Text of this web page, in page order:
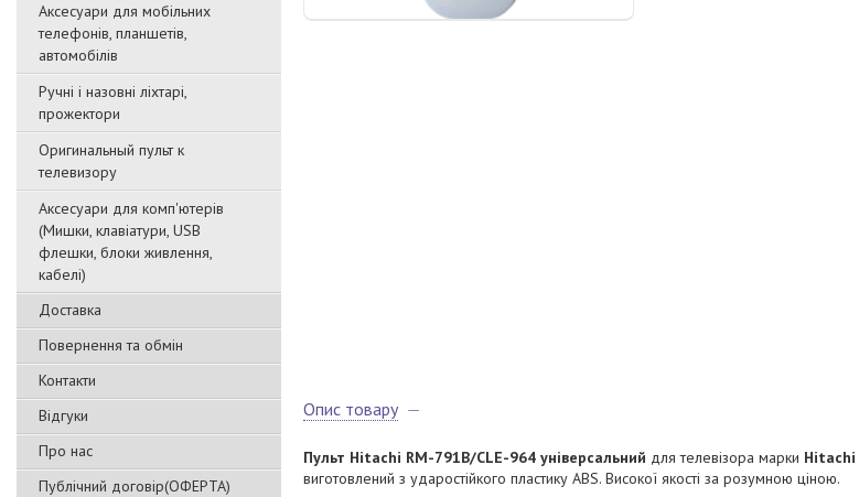
Аксесуари для мобільних
телефонів, планшетів,
автомобілів
Ручні і назовні ліхтарі,
прожектори
Оригинальный пульт к
телевизору
Аксесуари для комп'ютерів
(Мишки, клавіатури, USB
флешки, блоки живлення,
кабелі)
Доставка
Повернення та обмін
Контакти
Відгуки
Про нас
Публічний договір(ОФЕРТА)
Опис товару
Пульт Hitachi RM-791B/CLE-964 універсальний для телевізора марки Hitachi
виготовлений з ударостійкого пластику ABS. Високої якості за розумною ціною.